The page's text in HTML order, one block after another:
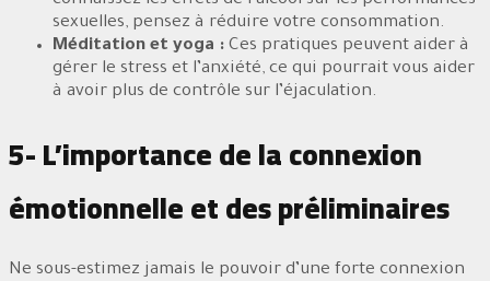
sexuelles, pensez à réduire votre consommation.
Méditation et yoga : Ces pratiques peuvent aider à
gérer le stress et l’anxiété, ce qui pourrait vous aider
à avoir plus de contrôle sur l’éjaculation.
5- L’importance de la connexion
émotionnelle et des préliminaires
Ne sous-estimez jamais le pouvoir d’une forte connexion